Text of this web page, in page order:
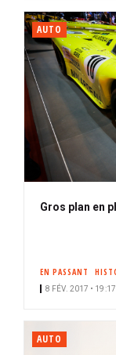
AUTO
Gros plan en
EN PASSANT
8 FÉV. 2017 • 19:17
AUTO